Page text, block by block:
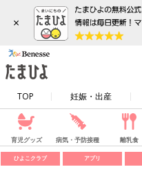
×
TOP 妊娠・出産
育児グッズ 病気・予防接種 離乳食
ひよこクラブ アプリ